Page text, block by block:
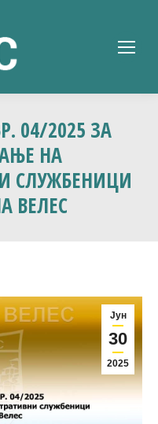
04/2025 ЗА
НА
СЛУЖБЕНИЦИ
ВЕЛЕС
Јун
30
2025